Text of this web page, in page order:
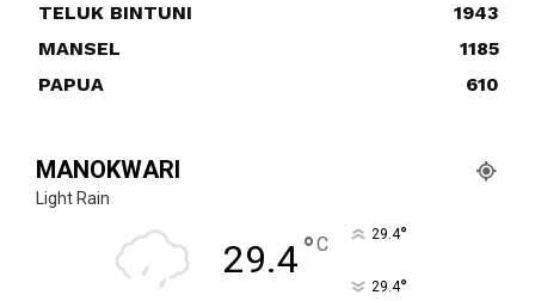
TELUK BINTUNI
1943
MANSEL
1185
PAPUA
610
MANOKWARI
Light Rain
29.4°C 29.4°
29.4°